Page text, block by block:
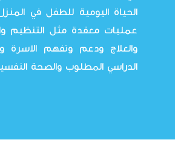
الحياة اليومية للطفل في
عمليات معقدة مثل التنظيم
والعلاج ودعم وتفهم الاسرة
الدراسي المطلوب والصحة